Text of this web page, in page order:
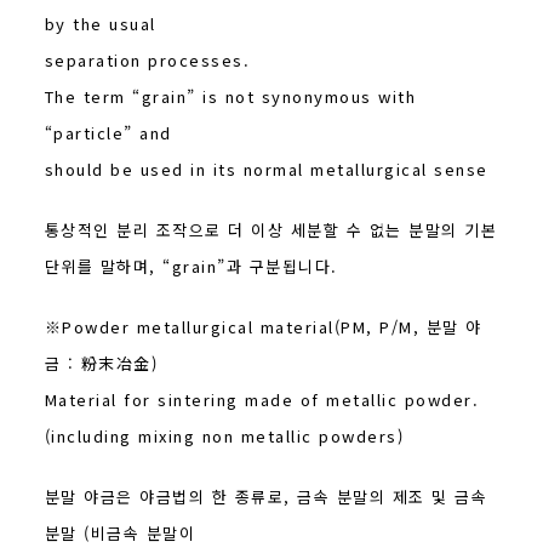
by the usual
separation processes.
The term “grain” is not synonymous with
“particle” and
should be used in its normal metallurgical sense
통상적인 분리 조작으로 더 이상 세분할 수 없는 분말의 기본
단위를 말하며, “grain”과 구분됩니다.
※Powder metallurgical material(PM, P/M, 분말 야
금 : 粉末冶金)
Material for sintering made of metallic powder.
(including mixing non metallic powders)
분말 야금은 야금법의 한 종류로, 금속 분말의 제조 및 금속
분말 (비금속 분말이